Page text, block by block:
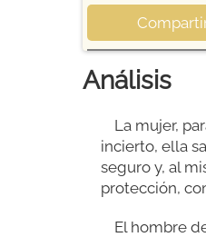
Análisis
La mujer,
incierto, ella
seguro y, al
protección,
El hombre